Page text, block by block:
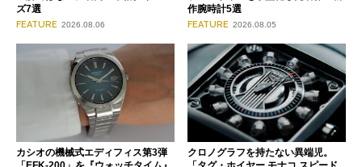
ズ7選
FEATURE 2026.08.06
作腕時計5選
FEATURE 2026.08.05
カシオの機械式エディフィス第3弾
クロノグラフを持たない異端児。